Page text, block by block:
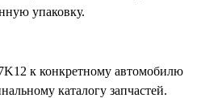
упаковку.
к конкретному автомобилю
каталогу запчастей.